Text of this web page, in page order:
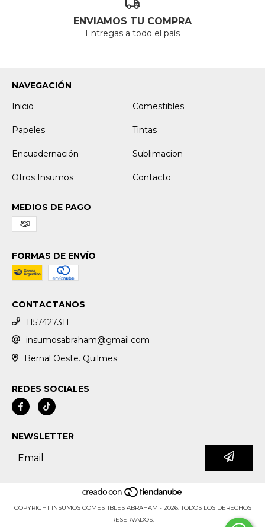
ENVIAMOS TU COMPRA
Entregas a todo el país
NAVEGACIÓN
Inicio
Comestibles
Papeles Tintas
Encuadernación Sublimacion
Otros Insumos Contacto
MEDIOS DE PAGO
FORMAS DE ENVÍO
CONTACTANOS
1157427311
insumosabraham@gmail.com
Bernal Oeste. Quilmes
REDES SOCIALES
NEWSLETTER
COPYRIGHT INSUMOS COMESTIBLES ABRAHAM - 2026. TODOS LOS DERECHOS
RESERVADOS.